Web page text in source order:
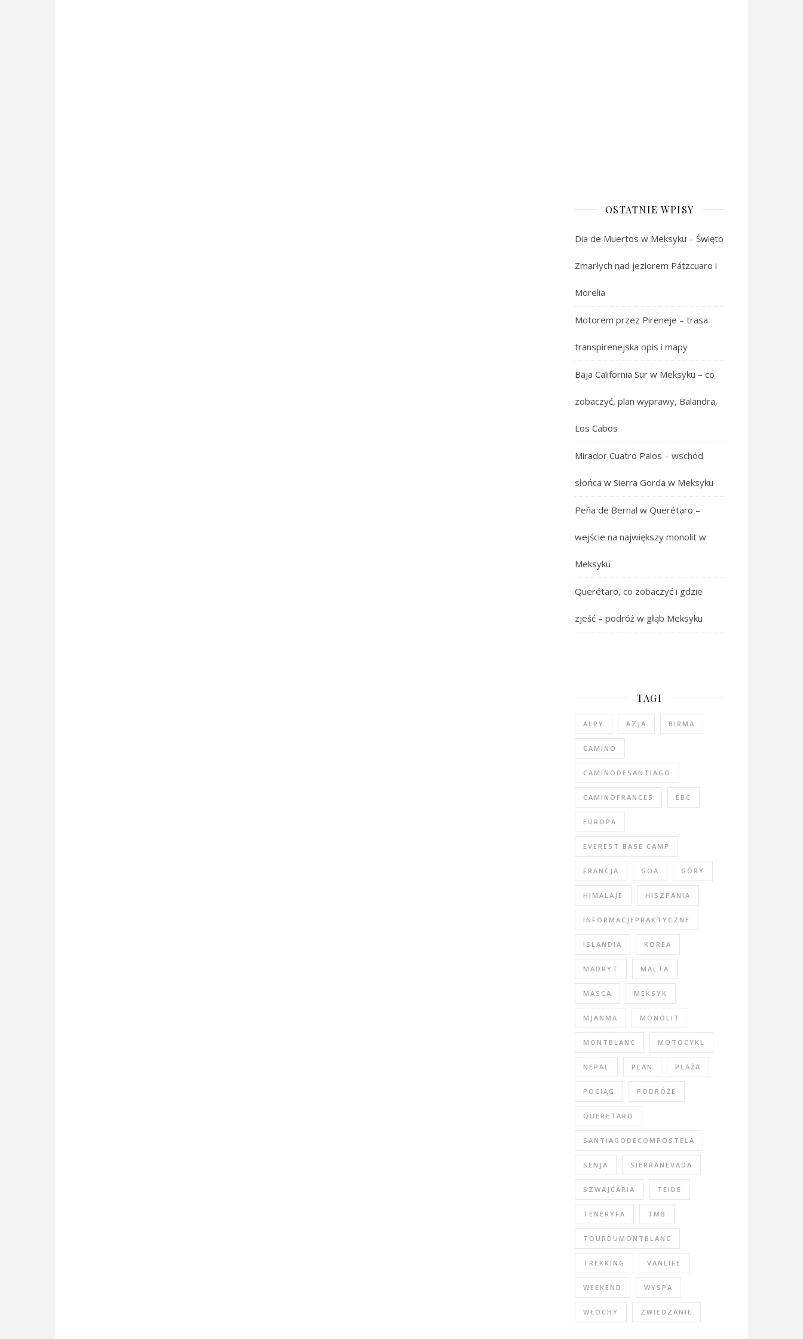
OSTATNIE WPISY
Dia de Muertos w Meksyku – Święto
Zmarłych nad jeziorem Pátzcuaro i
Morelia
Motorem przez Pireneje – trasa
transpirenejska opis i mapy
Baja California Sur w Meksyku – co
zobaczyć, plan wyprawy, Balandra,
Los Cabos
Mirador Cuatro Palos – wschód
słońca w Sierra Gorda w Meksyku
Peña de Bernal w Querétaro –
wejście na największy monolit w
Meksyku
Querétaro, co zobaczyć i gdzie
zjeść – podróż w głąb Meksyku
TAGI
ALPY AZJA BIRMA
CAMINO
CAMINODESANTIAGO
CAMINOFRANCES EBC
EUROPA
EVEREST BASE CAMP
FRANCJA GOA GÓRY
HIMALAJE HISZPANIA
INFORMACJEPRAKTYCZNE
ISLANDIA KOREA
MADRYT MALTA
MASCA MEKSYK
MJANMA MONOLIT
MONTBLANC MOTOCYKL
NEPAL PLAN PLAŻA
POCIĄG PODRÓŻE
QUERETARO
SANTIAGODECOMPOSTELA
SENJA SIERRANEVADA
SZWAJCARIA TEIDE
TENERYFA TMB
TOURDUMONTBLANC
TREKKING VANLIFE
WEEKEND WYSPA
WŁOCHY ZWIEDZANIE